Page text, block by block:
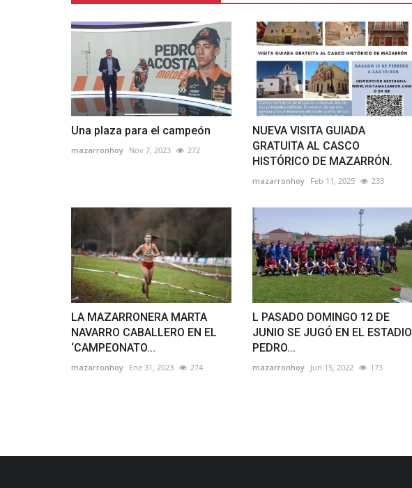
Una plaza para el campeón
mazarronhoy Nov 7, 2023 272
NUEVA VISITA GUIADA
GRATUITA AL CASCO
HISTÓRICO DE MAZARRÓN.
mazarronhoy Feb 11, 2025 233
LA MAZARRONERA MARTA
NAVARRO CABALLERO EN EL
‘CAMPEONATO...
mazarronhoy Ene 31, 2023 274
L PASADO DOMINGO 12 DE
JUNIO SE JUGÓ EN EL ESTADIO
PEDRO...
mazarronhoy Jun 15, 2022 173